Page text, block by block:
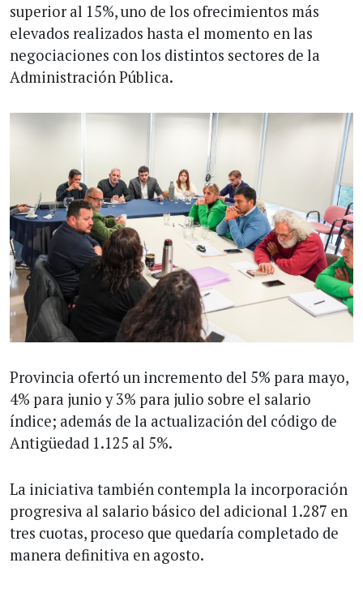
superior al 15%, uno de los ofrecimientos más
elevados realizados hasta el momento en las
negociaciones con los distintos sectores de la
Administración Pública.
Provincia ofertó un incremento del 5% para mayo,
4% para junio y 3% para julio sobre el salario
índice; además de la actualización del código de
Antigüedad 1.125 al 5%.
La iniciativa también contempla la incorporación
progresiva al salario básico del adicional 1.287 en
tres cuotas, proceso que quedaría completado de
manera definitiva en agosto.